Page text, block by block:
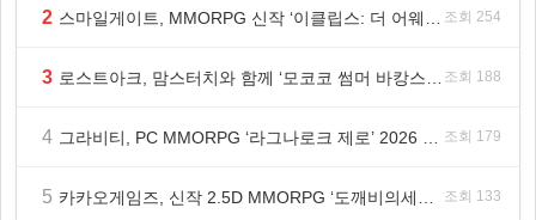
2 조회 254
3 조회 188
4 조회 179
5 조회 133